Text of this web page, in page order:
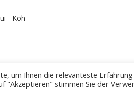
- Koh
um Ihnen die relevanteste
"Akzeptieren" stimmen Sie der